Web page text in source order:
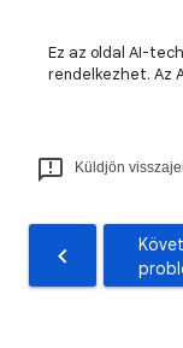
Ez az oldal AI-
rendelkezhet. Az
Küldjön